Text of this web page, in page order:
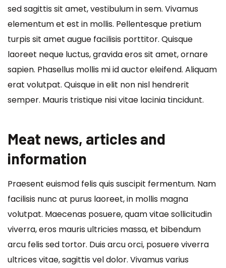
sed sagittis sit amet, vestibulum in sem. Vivamus
elementum et est in mollis. Pellentesque pretium
turpis sit amet augue facilisis porttitor. Quisque
laoreet neque luctus, gravida eros sit amet, ornare
sapien. Phasellus mollis mi id auctor eleifend. Aliquam
erat volutpat. Quisque in elit non nisl hendrerit
semper. Mauris tristique nisi vitae lacinia tincidunt.
Meat news, articles and
information
Praesent euismod felis quis suscipit fermentum. Nam
facilisis nunc at purus laoreet, in mollis magna
volutpat. Maecenas posuere, quam vitae sollicitudin
viverra, eros mauris ultricies massa, et bibendum
arcu felis sed tortor. Duis arcu orci, posuere viverra
ultrices vitae, sagittis vel dolor. Vivamus varius